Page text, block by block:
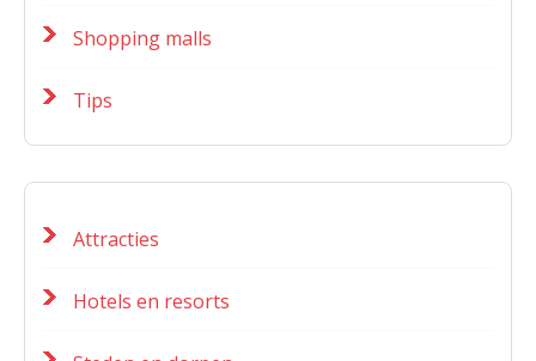
Shopping malls
Tips
Attracties
Hotels en resorts